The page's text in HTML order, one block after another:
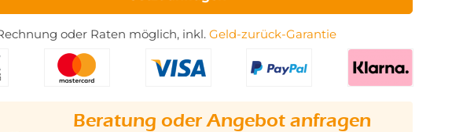
oder Raten möglich, inkl. Geld-zurück-Garantie
Beratung oder Angebot anfragen